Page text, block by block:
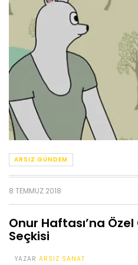
ARSIZ GÜNDEM
8 TEMMUZ 2018
Onur Haftası’na
Seçkisi
YAZAR ARSIZ SANAT